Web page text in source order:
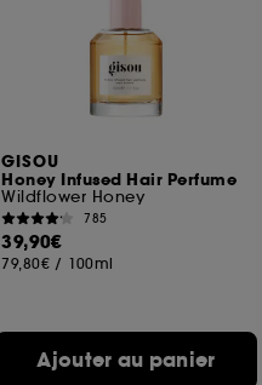
GISOU
Honey Infused Hair Perfume
Wildflower Honey
785
39,90€
79,80€ / 100ml
Ajouter au panier